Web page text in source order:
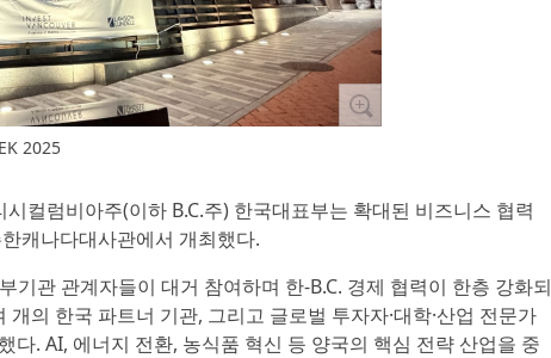
2025
컬럼비아주(이하 B.C.주) 한국대표부는 확대된 비즈니스 협력
캐나다대사관에서 개최했다.
관 관계자들이 대거 참여하며 한-B.C. 경제 협력이 한층 강화되
의 한국 파트너 기관, 그리고 글로벌 투자자·대학·산업 전문가
다. AI, 에너지 전환, 농식품 혁신 등 양국의 핵심 전략 산업을 중